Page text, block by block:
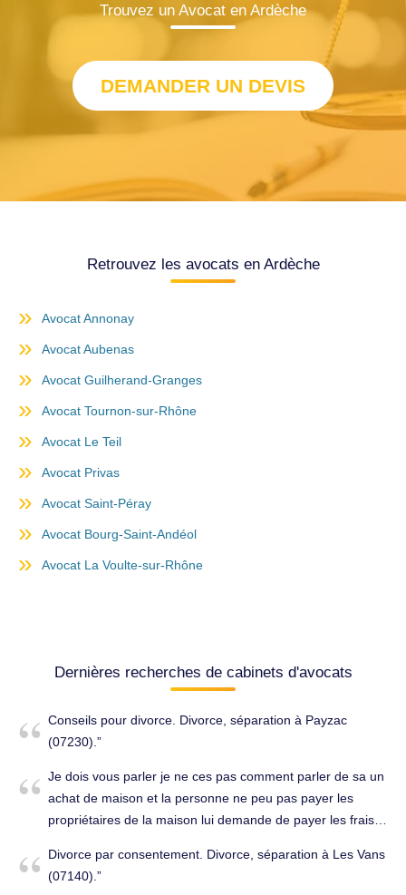
Trouvez un Avocat en Ardèche
DEMANDER UN DEVIS
Retrouvez les avocats en Ardèche
Avocat Annonay
Avocat Aubenas
Avocat Guilherand-Granges
Avocat Tournon-sur-Rhône
Avocat Le Teil
Avocat Privas
Avocat Saint-Péray
Avocat Bourg-Saint-Andéol
Avocat La Voulte-sur-Rhône
Dernières recherches de cabinets d'avocats
Conseils pour divorce. Divorce, séparation à Payzac
(07230).
Je dois vous parler je ne ces pas comment parler de sa un
achat de maison et la personne ne peu pas payer les
propriétaires de la maison lui demande de payer les frais
(07800).
Divorce par consentement. Divorce, séparation à Les Vans
(07140).